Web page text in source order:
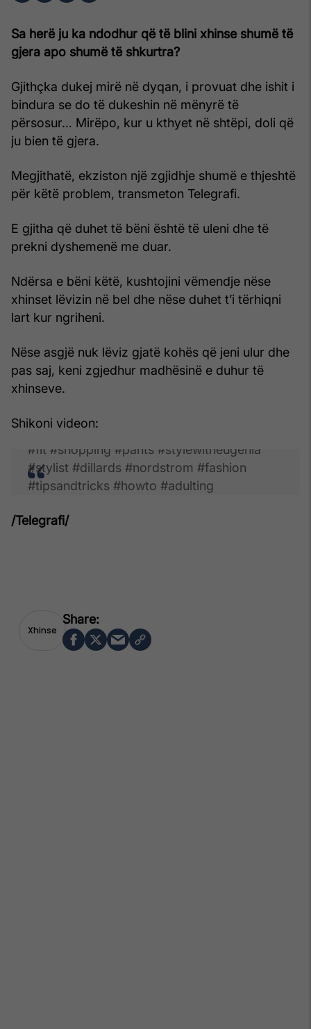
Sa herë ju ka ndodhur që të blini xhinse shumë të
gjera apo shumë të shkurtra?
Gjithçka dukej mirë në dyqan, i provuat dhe ishit i
bindura se do të dukeshin në mënyrë të
përsosur… Mirëpo, kur u kthyet në shtëpi, doli që
ju bien të gjera.
Megjithatë, ekziston një zgjidhje shumë e thjeshtë
për këtë problem, transmeton Telegrafi.
E gjitha që duhet të bëni është të uleni dhe të
prekni dyshemenë me duar.
Ndërsa e bëni këtë, kushtojini vëmendje nëse
xhinset lëvizin në bel dhe nëse duhet t’i tërhiqni
lart kur ngriheni.
Nëse asgjë nuk lëviz gjatë kohës që jeni ulur dhe
pas saj, keni zgjedhur madhësinë e duhur të
xhinseve.
Shikoni videon:
@stylewitheugenia
to make sure your jeans fit perfectly! #jeans
#fit #shopping #pants #stylewitheugenia
#stylist #dillards #nordstrom #fashion
#tipsandtricks #howto #adulting
/Telegrafi/
Xhinse